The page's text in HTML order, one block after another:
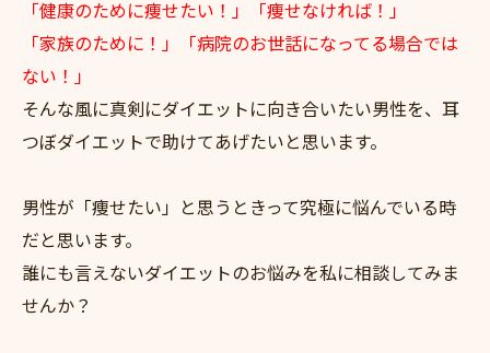
「健康のために痩せたい！」「痩せなければ！」
「家族のために！」「病院のお世話になってる場合では
ない！」
そんな風に真剣にダイエットに向き合いたい男性を、耳
つぼダイエットで助けてあげたいと思います。
男性が「痩せたい」と思うときって究極に悩んでいる時
だと思います。
誰にも言えないダイエットのお悩みを私に相談してみま
せんか？